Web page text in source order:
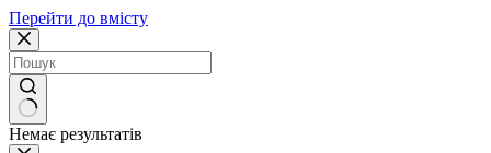
Перейти до вмісту
Немає результатів